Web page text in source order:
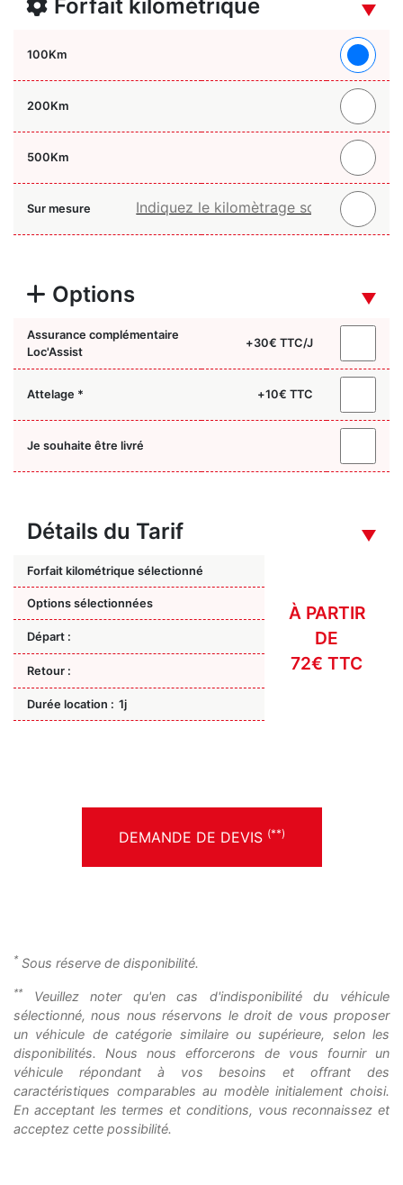
Forfait kilométrique
100Km
200Km
500Km
Sur mesure
Options
Assurance complémentaire
Loc'Assist
+30€ TTC/J
Attelage * +10€ TTC
Je souhaite être livré
Détails du Tarif
Forfait kilométrique sélectionné
Options sélectionnées
Départ :
Retour :
Durée location : 1j
À PARTIR
DE
72€ TTC
DEMANDE DE DEVIS (**)
* Sous réserve de disponibilité.
**
Veuillez noter qu'en cas d'indisponibilité du véhicule
sélectionné, nous nous réservons le droit de vous proposer
un véhicule de catégorie similaire ou supérieure, selon les
disponibilités. Nous nous efforcerons de vous fournir un
véhicule répondant à vos besoins et offrant des
caractéristiques comparables au modèle initialement choisi.
En acceptant les termes et conditions, vous reconnaissez et
acceptez cette possibilité.